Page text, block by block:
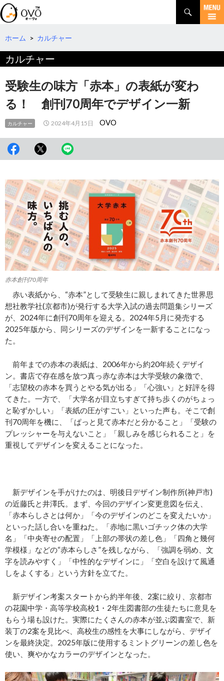
検
索
コ
テ
ツ
へ
移
動
ホーム > カルチャー
カルチャー
受験生の味方「赤本」の表紙が変わ
る！ 創刊70周年でデザイン一新
カルチャー 2024年4月15日 OVO
赤本創刊70周年
赤い表紙から、“赤本”として受験生に親しまれてきた世界思
想社教学社(京都市)が発行する大学入試の過去問題集シリーズ
が、2024年に創刊70周年を迎える。2024年5月に発売する
2025年版から、同シリーズのデザインを一新することになっ
た。
前年までの赤本の表紙は、2006年から約20年続くデザイ
ン。書店で存在感を放つ真っ赤な赤本は大学受験の象徴で、
「志望校の赤本を買うとやる気が出る」「心強い」と好評を得
てきた。一方で、「大学名が目立ちすぎて持ち歩くのがちょっ
と恥ずかしい」「表紙の圧がすごい」といった声も。そこで創
刊70周年を機に、「ぱっと見て赤本だと分かること」「受験の
プレッシャーを与えないこと」「親しみを感じられること」を
重視してデザインを変えることになった。
新デザインを手がけたのは、明後日デザイン制作所(神戸市)
の近藤氏と井澤氏。まず、今回のデザイン変更意図を伝え、
「赤本らしさとは何か」「今のデザインのどこを変えたいか」
といった話し合いを重ねた。「赤地に黒いゴチック体の大学
名」「中央寄せの配置」「上部の帯状の差し色」「四角と幾何
学模様」などの“赤本らしさ”を残しながら、「強調を弱め、文
字を読みやすく」「中性的なデザインに」「空白を設けて風通
しをよくする」という方針を立てた。
新デザイン考案スタートから約半年後、2案に絞り、京都市
の花園中学・高等学校高校1・2年生図書部の生徒たちに意見を
もらう場も設けた。実際にたくさんの赤本が並ぶ図書室で、新
装丁の2案を見比べ、高校生の感性を大事にしながら、デザイ
ンを最終決定。2025年版に使用するミントグリーンの差し色を
使い、爽やかなカラーのデザインとなった。